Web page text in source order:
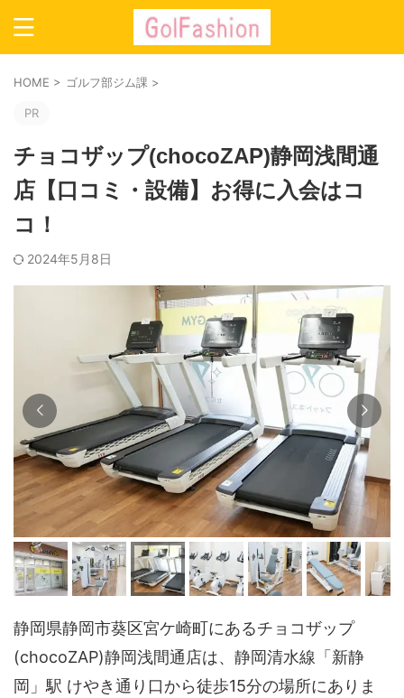
HOME > ゴルフ部ジム課 >
PR
チョコザップ(chocoZAP)静岡浅間通
店【口コミ・設備】お得に入会はコ
コ！
2024年5月8日
静岡県静岡市葵区宮ケ崎町にあるチョコザップ
(chocoZAP)静岡浅間通店は、静岡清水線「新静
岡」駅 けやき通り口から徒歩15分の場所にありま